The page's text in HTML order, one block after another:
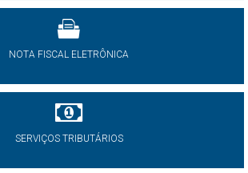
NOTA FISCAL ELETRÔNICA
SERVIÇOS TRIBUTÁRIOS